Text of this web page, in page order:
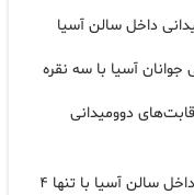
داخل سالن آسیا
جوانان آسیا با سه نقره
دوومیدانی
پایان کار تیم ملی دوومیدانی در قهرمانی داخل سالن آسیا با تنها ۴